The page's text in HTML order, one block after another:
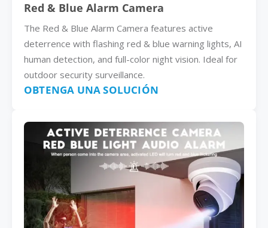
Red & Blue Alarm Camera
The Red & Blue Alarm Camera features active
deterrence with flashing red & blue warning lights, AI
human detection, and full-color night vision. Ideal for
outdoor security surveillance.
OBTENGA UNA SOLUCIÓN